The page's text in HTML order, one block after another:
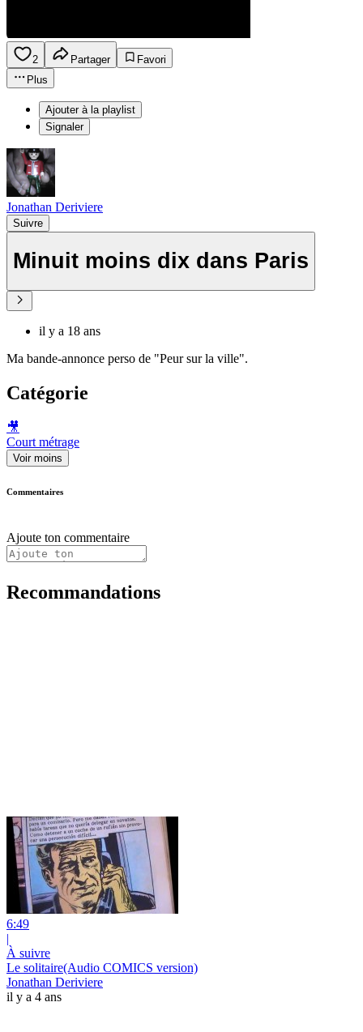
2 Partager
Favori
Plus
Ajouter à la playlist
Signaler
Jonathan Deriviere
Suivre
Minuit moins dix dans Paris
il y a 18 ans
Ma bande-annonce perso de "Peur sur la ville".
Catégorie
🎥
Court métrage
Voir moins
Commentaires
Ajoute ton commentaire
Recommandations
6:49
|
À suivre
Le solitaire(Audio COMICS version)
Jonathan Deriviere
il y a 4 ans